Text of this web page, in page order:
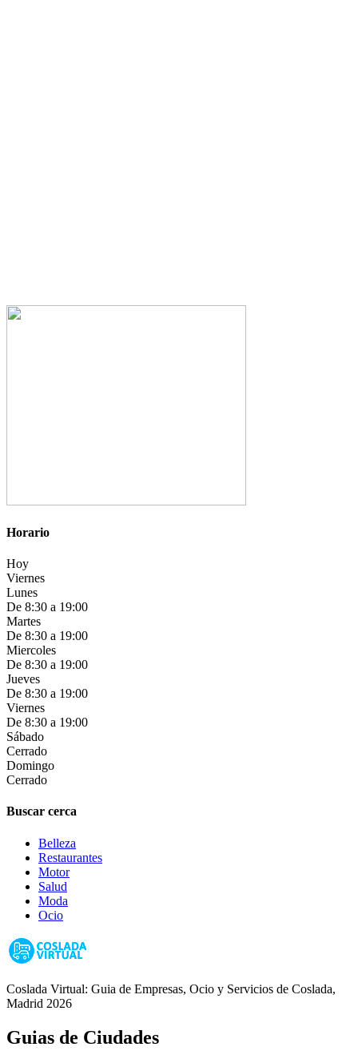
Horario
Hoy
Viernes
Lunes
De 8:30 a 19:00
Martes
De 8:30 a 19:00
Miercoles
De 8:30 a 19:00
Jueves
De 8:30 a 19:00
Viernes
De 8:30 a 19:00
Sábado
Cerrado
Domingo
Cerrado
Buscar cerca
Belleza
Restaurantes
Motor
Salud
Moda
Ocio
Coslada Virtual: Guia de Empresas, Ocio y Servicios de Coslada,
Madrid 2026
Guias de Ciudades